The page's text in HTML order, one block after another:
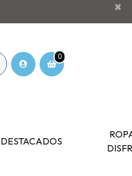
×
0
DESTACADOS